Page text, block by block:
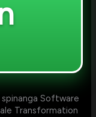
Software
Transformation